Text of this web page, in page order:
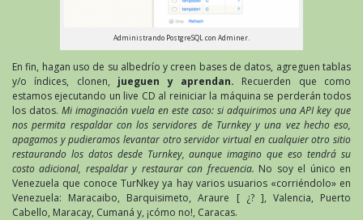
Administrando PostgreSQL con Adminer.
En fin, hagan uso de su albedrío y creen bases de datos, agreguen tablas
y/o índices, clonen, jueguen y aprendan. Recuerden que como
estamos ejecutando un live CD al reiniciar la máquina se perderán todos
los datos. Mi imaginación vuela en este caso: si adquirimos una API key que
nos permita respaldar con los servidores de Turnkey y una vez hecho eso,
apagamos y pudieramos levantar otro servidor virtual en cualquier otro sitio
restaurando los datos desde Turnkey, aunque imagino que eso tendrá su
costo adicional, respaldar y restaurar con frecuencia. No soy el único en
Venezuela que conoce TurNkey ya hay varios usuarios «corriéndolo» en
Venezuela: Maracaibo, Barquisimeto, Araure [ ¿? ], Valencia, Puerto
Cabello, Maracay, Cumaná y, ¡cómo no!, Caracas.